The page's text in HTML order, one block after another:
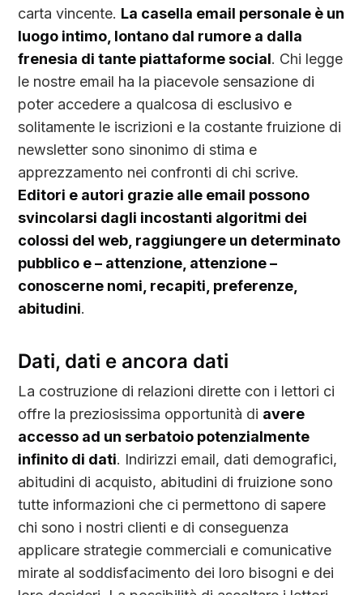
carta vincente. La casella email personale è un
luogo intimo, lontano dal rumore a dalla
frenesia di tante piattaforme social. Chi legge
le nostre email ha la piacevole sensazione di
poter accedere a qualcosa di esclusivo e
solitamente le iscrizioni e la costante fruizione di
newsletter sono sinonimo di stima e
apprezzamento nei confronti di chi scrive.
Editori e autori grazie alle email possono
svincolarsi dagli incostanti algoritmi dei
colossi del web, raggiungere un determinato
pubblico e – attenzione, attenzione –
conoscerne nomi, recapiti, preferenze,
abitudini.
Dati, dati e ancora dati
La costruzione di relazioni dirette con i lettori ci
offre la preziosissima opportunità di avere
accesso ad un serbatoio potenzialmente
infinito di dati. Indirizzi email, dati demografici,
abitudini di acquisto, abitudini di fruizione sono
tutte informazioni che ci permettono di sapere
chi sono i nostri clienti e di conseguenza
applicare strategie commerciali e comunicative
mirate al soddisfacimento dei loro bisogni e dei